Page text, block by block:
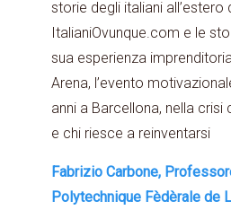
storie degli italiani all’estero
ItalianiOvunque.com e le
sua esperienza
Arena, l’evento
anni a Barcellona, nella crisi
e chi riesce a reinventarsi
Fabrizio Carbone,
Polytechnique Fèdèrale de